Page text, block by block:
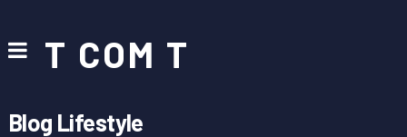
T COM T
Blog Lifestyle